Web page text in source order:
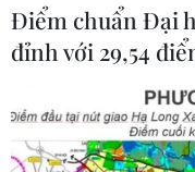
Điểm chuẩn Đại
đỉnh với 29,54